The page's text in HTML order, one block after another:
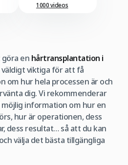
1000 videos
en hårtransplantation i
väldigt viktiga för att få
om hur hela processen är och
dig. Vi rekommenderar
information om hur en
hur är operationen, dess
dess resultat… så att du kan
välja det bästa tillgängliga